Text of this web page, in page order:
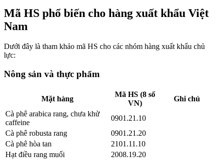
Mã HS phổ biến cho hàng xuất khẩu Việt
Nam
Dưới đây là tham khảo mã HS cho các nhóm hàng xuất khẩu chủ
lực:
Nông sản và thực phẩm
Mặt hàng
Mã HS (8 số
VN)
Ghi chú
Cà phê arabica rang, chưa khử
caffeine
0901.21.10
Cà phê robusta rang
0901.21.20
Cà phê hòa tan
2101.11.10
Hạt điều rang muối
2008.19.20